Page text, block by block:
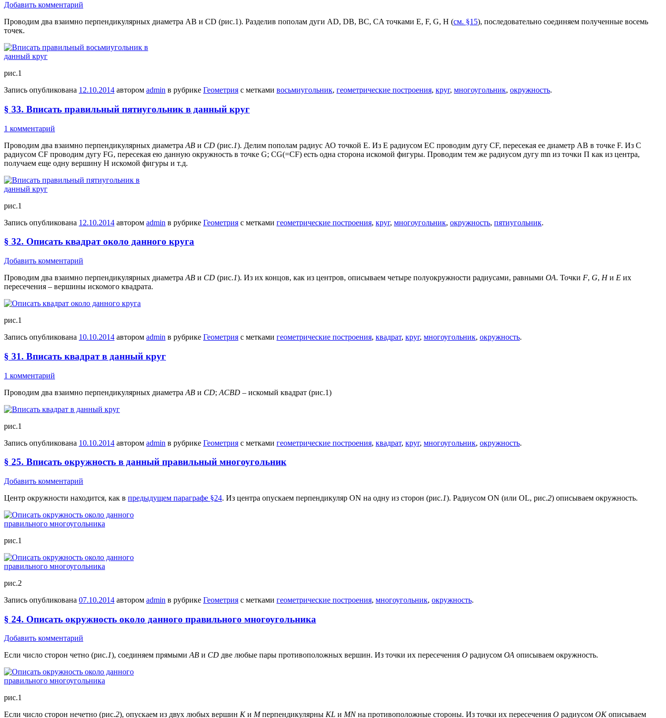
Добавить комментарий
Проводим два взаимно перпендикулярных диаметра АВ и CD (рис.1). Разделив пополам дуги AD, DB, BC, CA точками E, F, G, H (см. §15), последовательно соединяем полученные восемь
точек.
рис.1
Запись опубликована 12.10.2014 автором admin в рубрике Геометрия с метками восьмиугольник, геометрические построения, круг, многоугольник, окружность.
§ 33. Вписать правильный пятиугольник в данный круг
1 комментарий
Проводим два взаимно перпендикулярных диаметра АВ и CD (рис.1). Делим пополам радиус АО точкой Е. Из Е радиусом ЕС проводим дугу CF, пересекая ее диаметр АВ в точке F. Из С
радиусом CF проводим дугу FG, пересекая ею данную окружность в точке G; CG(=CF) есть одна сторона искомой фигуры. Проводим тем же радиусом дугу mn из точки П как из центра,
получаем еще одну вершину H искомой фигуры и т.д.
рис.1
Запись опубликована 12.10.2014 автором admin в рубрике Геометрия с метками геометрические построения, круг, многоугольник, окружность, пятиугольник.
§ 32. Описать квадрат около данного круга
Добавить комментарий
Проводим два взаимно перпендикулярных диаметра АВ и CD (рис.1). Из их концов, как из центров, описываем четыре полуокружности радиусами, равными ОА. Точки F, G, Hи E их
пересечения – вершины искомого квадрата.
рис.1
Запись опубликована 10.10.2014 автором admin в рубрике Геометрия с метками геометрические построения, квадрат, круг, многоугольник, окружность.
§ 31. Вписать квадрат в данный круг
1 комментарий
Проводим два взаимно перпендикулярных диаметра АВ и СD; ACBD – искомый квадрат (рис.1)
рис.1
Запись опубликована 10.10.2014 автором admin в рубрике Геометрия с метками геометрические построения, квадрат, круг, многоугольник, окружность.
§ 25. Вписать окружность в данный правильный многоугольник
Добавить комментарий
Центр окружности находится, как в предыдущем параграфе §24. Из центра опускаем перпендикуляр ON на одну из сторон (рис.1). Радиусом ON (или OL, рис.2) описываем окружность.
рис.1
рис.2
Запись опубликована 07.10.2014 автором admin в рубрике Геометрия с метками геометрические построения, многоугольник, окружность.
§ 24. Описать окружность около данного правильного многоугольника
Добавить комментарий
Если число сторон четно (рис.1), соединяем прямыми АВ и CD две любые пары противоположных вершин. Из точки их пересечения О радиусом ОА описываем окружность.
рис.1
Если число сторон нечетно (рис.2), опускаем из двух любых вершин Ки Мперпендикулярны KL и MNна противоположные стороны. Из точки их пересечения О радиусом ОКописываем